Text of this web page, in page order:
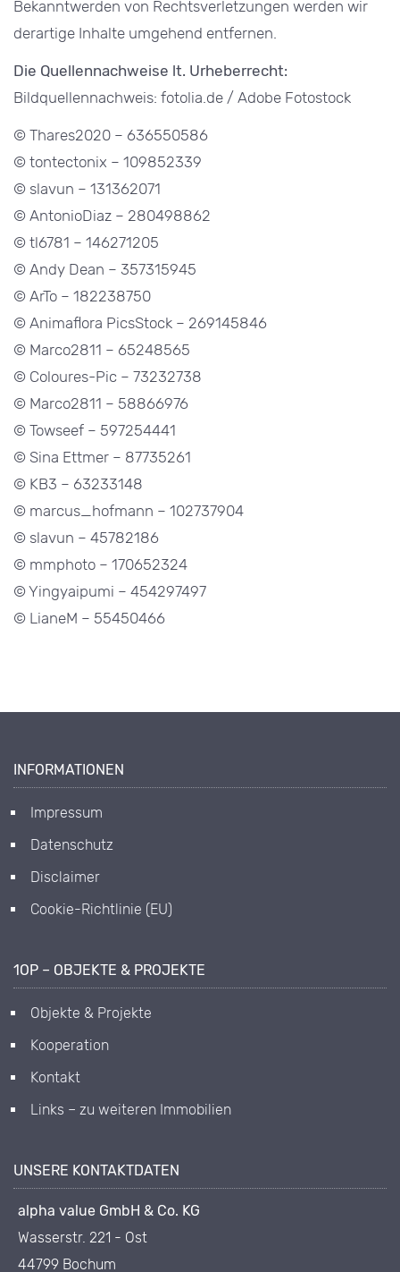
Bekanntwerden von Rechtsverletzungen werden wir
derartige Inhalte umgehend entfernen.
Die Quellennachweise lt. Urheberrecht:
Bildquellennachweis: fotolia.de / Adobe Fotostock
© Thares2020 – 636550586
© tontectonix – 109852339
© slavun – 131362071
© AntonioDiaz – 280498862
© tl6781 – 146271205
© Andy Dean – 357315945
© ArTo – 182238750
© Animaflora PicsStock – 269145846
© Marco2811 – 65248565
© Coloures-Pic – 73232738
© Marco2811 – 58866976
© Towseef – 597254441
© Sina Ettmer – 87735261
© KB3 – 63233148
© marcus_hofmann – 102737904
© slavun – 45782186
© mmphoto – 170652324
© Yingyaipumi – 454297497
© LianeM – 55450466
INFORMATIONEN
Impressum
Datenschutz
Disclaimer
Cookie-Richtlinie (EU)
1OP – OBJEKTE & PROJEKTE
Objekte & Projekte
Kooperation
Kontakt
Links – zu weiteren Immobilien
UNSERE KONTAKTDATEN
alpha value GmbH & Co. KG
Wasserstr. 221 - Ost
44799 Bochum